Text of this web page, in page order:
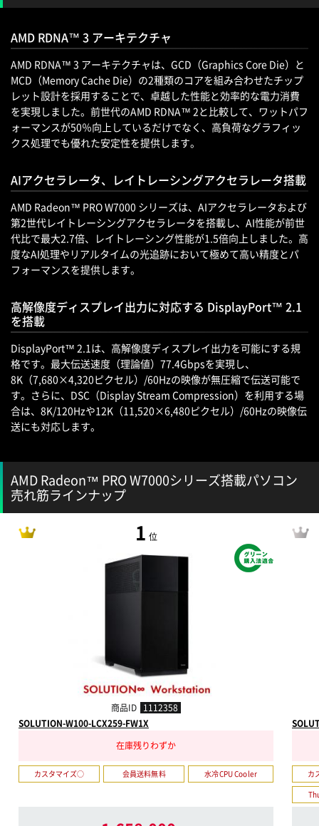
AMD RDNA™ 3 アーキテクチャ
AMD RDNA™ 3 アーキテクチャは、GCD（Graphics Core Die）と
MCD（Memory Cache Die）の2種類のコアを組み合わせたチップ
レット設計を採用することで、卓越した性能と効率的な電力消費
を実現しました。前世代のAMD RDNA™ 2と比較して、ワットパフ
ォーマンスが50％向上しているだけでなく、高負荷なグラフィッ
クス処理でも優れた安定性を提供します。
AIアクセラレータ、レイトレーシングアクセラレータ搭載
AMD Radeon™ PRO W7000 シリーズは、AIアクセラレータおよび
第2世代レイトレーシングアクセラレータを搭載し、AI性能が前世
代比で最大2.7倍、レイトレーシング性能が1.5倍向上しました。高
度なAI処理やリアルタイムの光追跡において極めて高い精度とパ
フォーマンスを提供します。
高解像度ディスプレイ出力に対応する DisplayPort™ 2.1
を搭載
DisplayPort™ 2.1は、高解像度ディスプレイ出力を可能にする規
格です。最大伝送速度（理論値）77.4Gbpsを実現し、
8K（7,680×4,320ピクセル）/60Hzの映像が無圧縮で伝送可能で
す。さらに、DSC（Display Stream Compression）を利用する場
合は、8K/120Hzや12K（11,520×6,480ピクセル）/60Hzの映像伝
送にも対応します。
AMD Radeon™ PRO W7000シリーズ搭載パソコン
売れ筋ラインナップ
1 位
商品ID 1112358
SOLUTION-W100-LCX259-FW1X
在庫残りわずか
カスタマイズ○ 会員送料無料 水冷CPU Cooler
カ